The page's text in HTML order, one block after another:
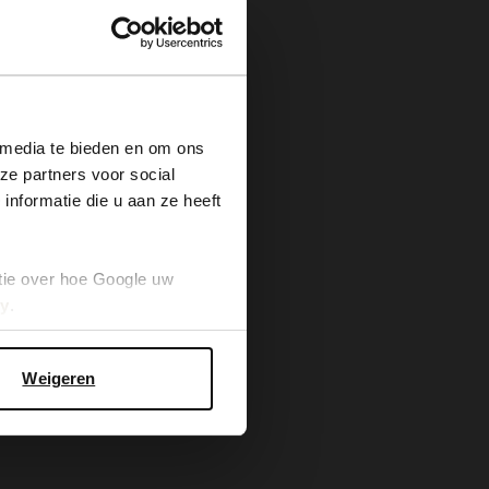
te bieden en om ons
partners voor social
die u aan ze heeft
over hoe Google uw
Weigeren